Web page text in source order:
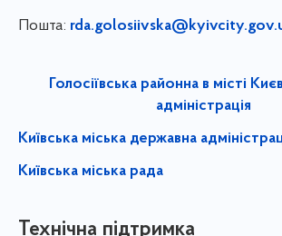
Пошта:
Голосіївська районна в місті
адміністрація
Київська міська державна
Київська міська рада
Технічна підтримка